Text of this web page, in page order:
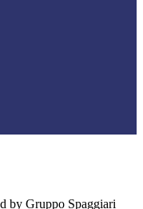
by Gruppo Spaggiari